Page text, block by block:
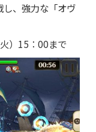
し、強力な「オヴ
）15：00まで